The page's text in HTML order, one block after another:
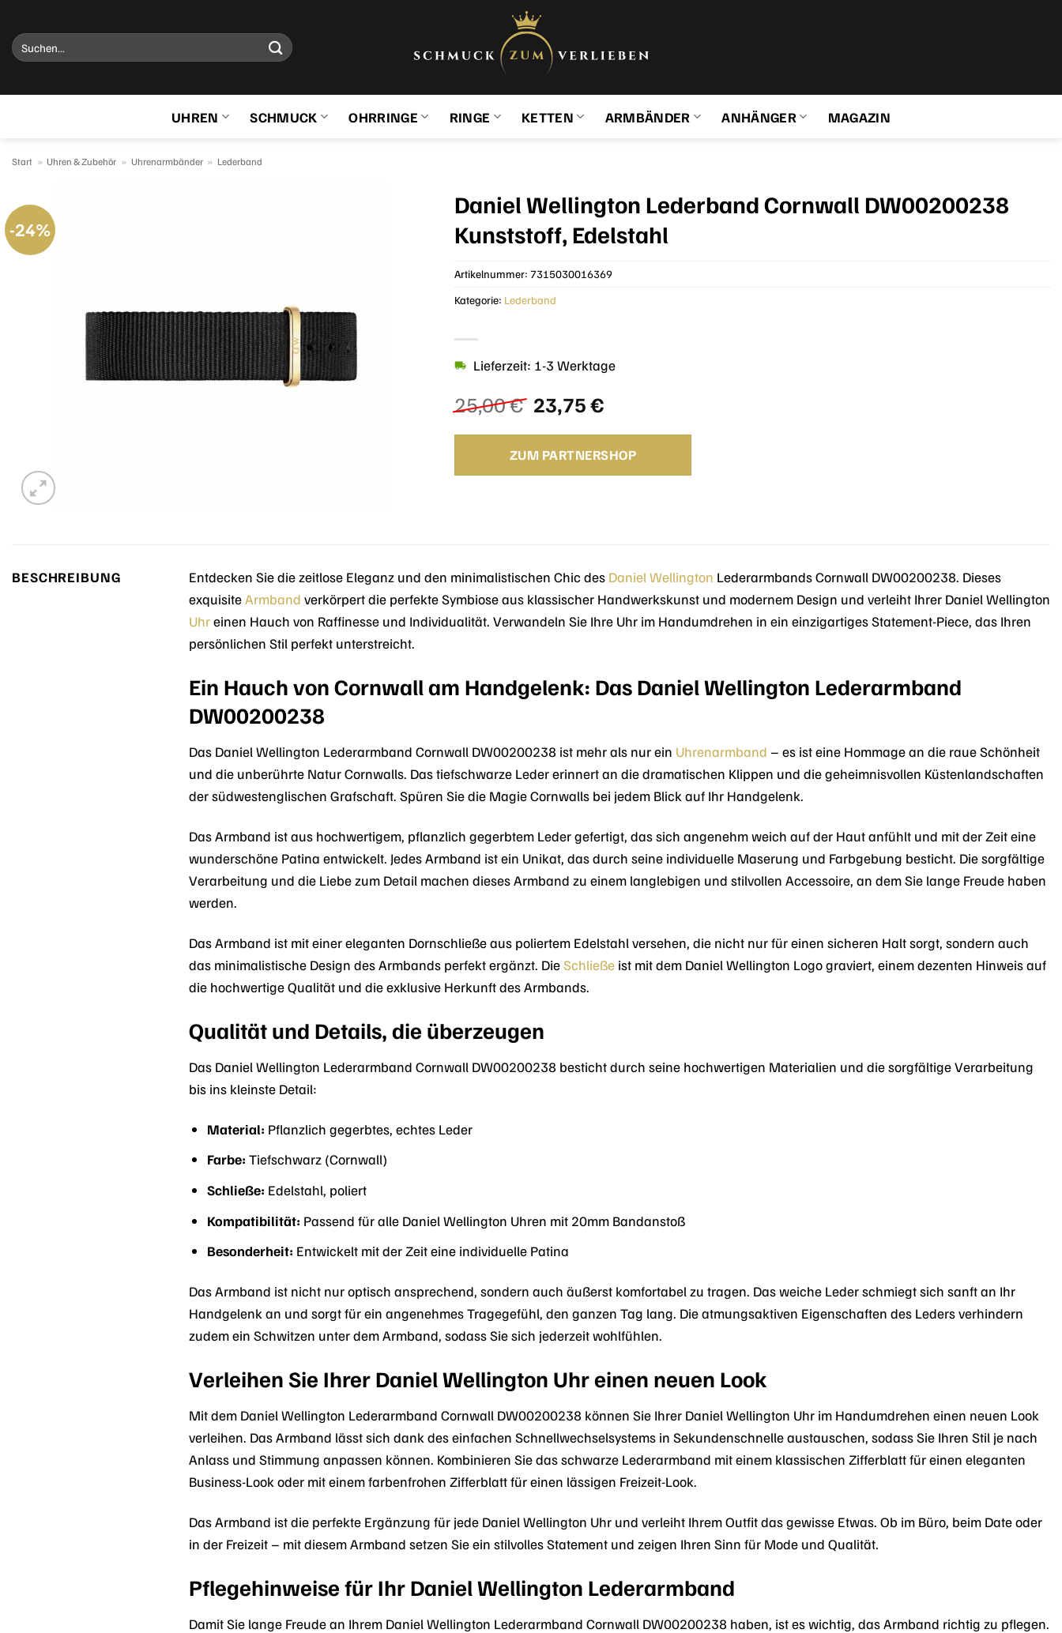
Inhalt
springen
Suchen
nach:
UHREN SCHMUCK OHRRINGE RINGE KETTEN ARMBÄNDER ANHÄNGER MAGAZIN
Start » Uhren & Zubehör » Uhrenarmbänder » Lederband
-24%
Daniel Wellington Lederband Cornwall DW00200238
Kunststoff, Edelstahl
25,00€ Ursprünglicher
Preis
war:
25,00 €
23,75€Aktueller
ist:
23,75 €.
Lieferzeit: 1-3 Werktage
ZUM PARTNERSHOP
Artikelnummer: 7315030016369
Kategorie: Lederband
BESCHREIBUNG Entdecken Sie die zeitlose Eleganz und den minimalistischen Chic des Daniel Wellington Lederarmbands Cornwall DW00200238. Dieses
exquisiteArmband verkörpert die perfekte Symbiose aus klassischer Handwerkskunst und modernem Design und verleiht Ihrer Daniel Wellington
Uhreinen Hauch von Raffinesse und Individualität. Verwandeln Sie Ihre Uhr im Handumdrehen in ein einzigartiges Statement-Piece, das Ihren
persönlichen Stil perfekt unterstreicht.
Ein Hauch von Cornwall am Handgelenk: Das Daniel Wellington Lederarmband
DW00200238
Das Daniel Wellington Lederarmband Cornwall DW00200238 ist mehr als nur ein Uhrenarmband – es ist eine Hommage an die raue Schönheit
und die unberührte Natur Cornwalls. Das tiefschwarze Leder erinnert an die dramatischen Klippen und die geheimnisvollen Küstenlandschaften
der südwestenglischen Grafschaft. Spüren Sie die Magie Cornwalls bei jedem Blick auf Ihr Handgelenk.
Das Armband ist aus hochwertigem, pflanzlich gegerbtem Leder gefertigt, das sich angenehm weich auf der Haut anfühlt und mit der Zeit eine
wunderschöne Patina entwickelt. Jedes Armband ist ein Unikat, das durch seine individuelle Maserung und Farbgebung besticht. Die sorgfältige
Verarbeitung und die Liebe zum Detail machen dieses Armband zu einem langlebigen und stilvollen Accessoire, an dem Sie lange Freude haben
werden.
Das Armband ist mit einer eleganten Dornschließe aus poliertem Edelstahl versehen, die nicht nur für einen sicheren Halt sorgt, sondern auch
das minimalistische Design des Armbands perfekt ergänzt. DieSchließe ist mit dem Daniel Wellington Logo graviert, einem dezenten Hinweis auf
die hochwertige Qualität und die exklusive Herkunft des Armbands.
Qualität und Details, die überzeugen
Das Daniel Wellington Lederarmband Cornwall DW00200238 besticht durch seine hochwertigen Materialien und die sorgfältige Verarbeitung
bis ins kleinste Detail:
Material: Pflanzlich gegerbtes, echtes Leder
Farbe: Tiefschwarz (Cornwall)
Schließe: Edelstahl, poliert
Kompatibilität: Passend für alle Daniel Wellington Uhren mit 20mm Bandanstoß
Besonderheit: Entwickelt mit der Zeit eine individuelle Patina
Das Armband ist nicht nur optisch ansprechend, sondern auch äußerst komfortabel zu tragen. Das weiche Leder schmiegt sich sanft an Ihr
Handgelenk an und sorgt für ein angenehmes Tragegefühl, den ganzen Tag lang. Die atmungsaktiven Eigenschaften des Leders verhindern
zudem ein Schwitzen unter dem Armband, sodass Sie sich jederzeit wohlfühlen.
Verleihen Sie Ihrer Daniel Wellington Uhr einen neuen Look
Mit dem Daniel Wellington Lederarmband Cornwall DW00200238 können Sie Ihrer Daniel Wellington Uhr im Handumdrehen einen neuen Look
verleihen. Das Armband lässt sich dank des einfachen Schnellwechselsystems in Sekundenschnelle austauschen, sodass Sie Ihren Stil je nach
Anlass und Stimmung anpassen können. Kombinieren Sie das schwarze Lederarmband mit einem klassischen Zifferblatt für einen eleganten
Business-Look oder mit einem farbenfrohen Zifferblatt für einen lässigen Freizeit-Look.
Das Armband ist die perfekte Ergänzung für jede Daniel Wellington Uhr und verleiht Ihrem Outfit das gewisse Etwas. Ob im Büro, beim Date oder
in der Freizeit – mit diesem Armband setzen Sie ein stilvolles Statement und zeigen Ihren Sinn für Mode und Qualität.
Pflegehinweise für Ihr Daniel Wellington Lederarmband
Damit Sie lange Freude an Ihrem Daniel Wellington Lederarmband Cornwall DW00200238 haben, ist es wichtig, das Armband richtig zu pflegen.